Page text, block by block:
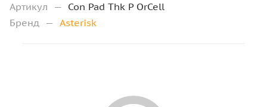
Артикул — Con Pad Thk P OrCell
Бренд — Asterisk